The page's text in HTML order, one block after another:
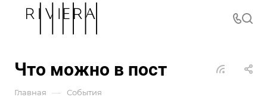
Что можно в пост
Главная — События